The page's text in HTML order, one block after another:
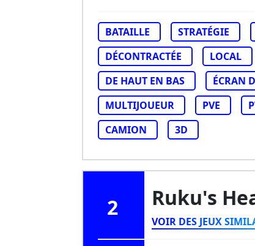
BATAILLE STRATÉGIE
DÉCONTRACTÉE
LOCAL
DE HAUT EN BAS
ÉCRAN
MULTIJOUEUR
PVE
CAMION
3D
2 Ruku's
VOIR DES JEUX